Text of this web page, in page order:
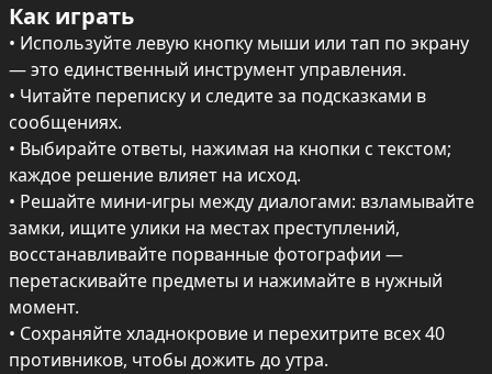
Как играть
• Используйте левую кнопку мыши или тап по экрану
— это единственный инструмент управления.
• Читайте переписку и следите за подсказками в
сообщениях.
• Выбирайте ответы, нажимая на кнопки с текстом;
каждое решение влияет на исход.
• Решайте мини‑игры между диалогами: взламывайте
замки, ищите улики на местах преступлений,
восстанавливайте порванные фотографии —
перетаскивайте предметы и нажимайте в нужный
момент.
• Сохраняйте хладнокровие и перехитрите всех 40
противников, чтобы дожить до утра.